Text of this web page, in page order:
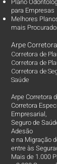
para Empresas
Melhores
mais
Arpe
Corretora de
Corretora de
Corretora de
Saúde
Arpe Corretora
Corretora
Empresarial,
Seguro de
Adesão
e na Migração
entre às
Mais de 1.000